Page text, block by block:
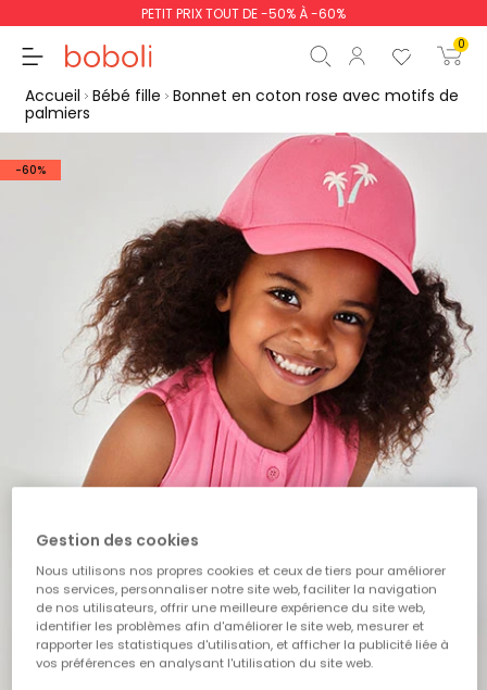
PETIT PRIX TOUT DE -50% À -60%
0
0,00 €
poursuit Commencer la
Accueil Bébé fille Bonnet en coton rose avec motifs de
palmiers
-60%
Gestion des cookies
Nous utilisons nos propres cookies et ceux de tiers pour améliorer
nos services, personnaliser notre site web, faciliter la navigation
de nos utilisateurs, offrir une meilleure expérience du site web,
identifier les problèmes afin d'améliorer le site web, mesurer et
rapporter les statistiques d'utilisation, et afficher la publicité liée à
vos préférences en analysant l'utilisation du site web.